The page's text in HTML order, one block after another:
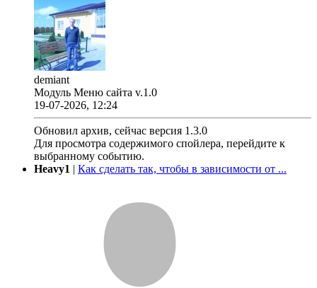
demiant
Модуль Меню сайта v.1.0
19-07-2026, 12:24
Обновил архив, сейчас версия 1.3.0
Для просмотра содержимого спойлера, перейдите к
выбранному событию.
Heavy1 | Как сделать так, чтобы в зависимости от ...